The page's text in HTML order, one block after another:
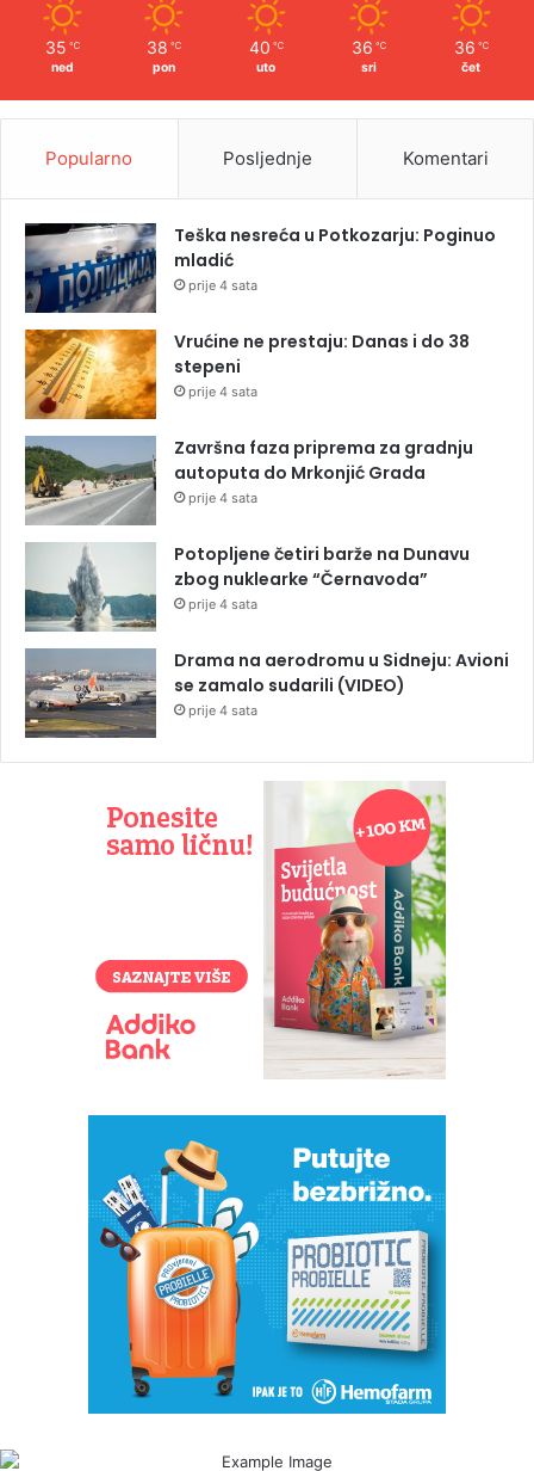
35 ℃
ned
38 ℃
pon
40 ℃
uto
36 ℃
sri
36 ℃
čet
Popularno Posljednje Komentari
Teška nesreća u Potkozarju: Poginuo
mladić
prije 4 sata
Vrućine ne prestaju: Danas i do 38
stepeni
prije 4 sata
Završna faza priprema za gradnju
autoputa do Mrkonjić Grada
prije 4 sata
Potopljene četiri barže na Dunavu
zbog nuklearke “Černavoda”
prije 4 sata
Drama na aerodromu u Sidneju: Avioni
se zamalo sudarili (VIDEO)
prije 4 sata